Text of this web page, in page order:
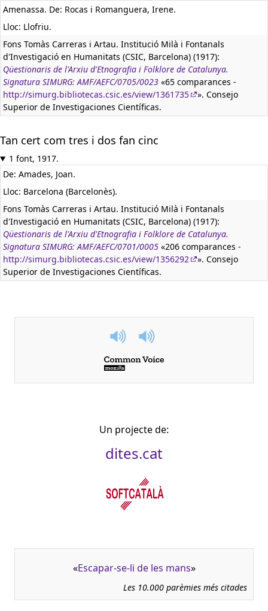
Amenassa. De: Rocas i Romanguera, Irene.
Lloc: Llofriu.
Fons Tomàs Carreras i Artau. Institució Milà i Fontanals
d'Investigació en Humanitats (CSIC, Barcelona) (1917):
Qüestionaris de l'Arxiu d'Etnografia i Folklore de Catalunya.
Signatura SIMURG: AMF/AEFC/0705/0023 «65 comparances -
http://simurg.bibliotecas.csic.es/view/1361735
». Consejo
Superior de Investigaciones Científicas.
Tan cert com tres i dos fan cinc
1 font, 1917.
De: Amades, Joan.
Lloc: Barcelona (Barcelonès).
Fons Tomàs Carreras i Artau. Institució Milà i Fontanals
d'Investigació en Humanitats (CSIC, Barcelona) (1917):
Qüestionaris de l'Arxiu d'Etnografia i Folklore de Catalunya.
Signatura SIMURG: AMF/AEFC/0701/0005 «206 comparances -
http://simurg.bibliotecas.csic.es/view/1356292
». Consejo
Superior de Investigaciones Científicas.
Un projecte de:
dites.cat
«Escapar-se-li de les mans»
Les 10.000 parèmies més citades